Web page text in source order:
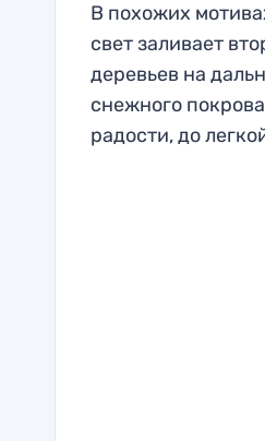
В похожих
свет заливает
деревьев на
снежного
радости, до